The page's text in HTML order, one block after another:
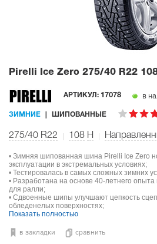
Pirelli Ice Zero 275/40 R22
АРТИКУЛ: 17078 в
ЗИМНИЕ ШИПОВАННЫЕ
275/40 R22 108 H
• Зимняя шипованная шина Pirelli Ice Zero
эксплуатации в экстремальных условиях;
• Тестировалась в самых сложных зимних
• Разработана на основе 40-летнего
для ралли;
• Сдвоенные шипы улучшают цепкость
обледенелых поверхностях;
Показать полностью
в закладки сравнить